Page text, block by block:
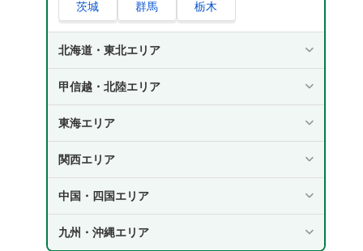
4. 相続放棄をすると、生命保険金や遺族年金
は受け取れますか？
5. 相続放棄の手続きは自分でもできますか？
弁護士や司法書士に依頼するメリットは？
さいごに｜ 那覇市で相続放棄に悩んでいるなら
ベンナビ相続がおすすめ
茨城 群馬 栃木
北海道・東北エリア
甲信越・北陸エリア
東海エリア
関西エリア
中国・四国エリア
九州・沖縄エリア